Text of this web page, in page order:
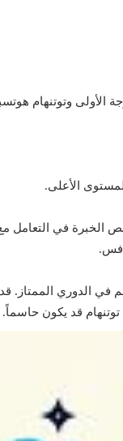
الأولى وتوتنهام
الأعلى.
الخبرة في التعامل
الدوري الممتاز. قد